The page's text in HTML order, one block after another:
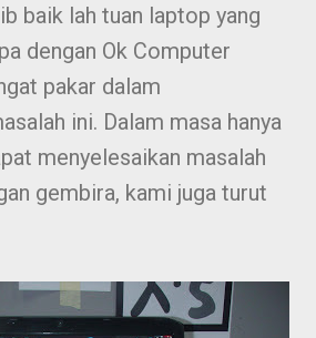
baik lah tuan laptop yang
dengan Ok Computer
pakar dalam
ini. Dalam masa hanya
menyelesaikan masalah
gembira, kami juga turut